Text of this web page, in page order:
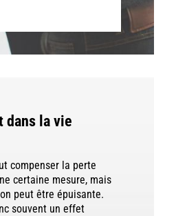
dans la vie
compenser la perte
certaine mesure, mais
peut être épuisante.
souvent un effet